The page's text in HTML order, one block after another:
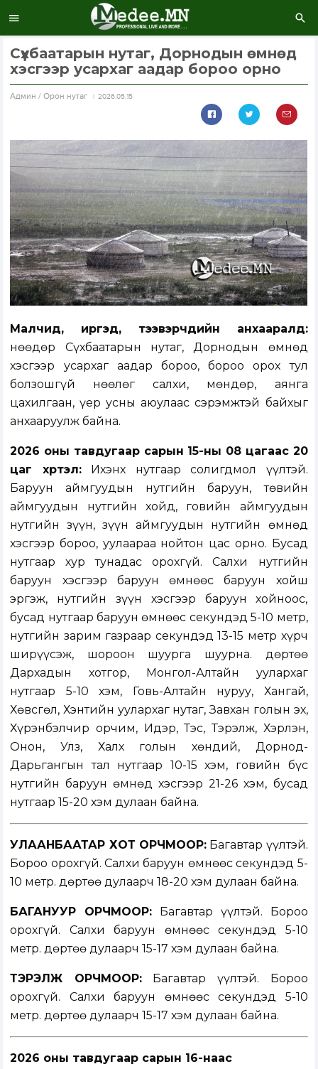
Сүхбаатарын нутаг, Дорнодын өмнөд
хэсгээр усархаг аадар бороо орно
Aдмин / Орон нутаг 2026.05.15
Малчид, иргэд, тээвэрчдийн анхааралд:
Өнөөдөр Сүхбаатарын нутаг, Дорнодын өмнөд
хэсгээр усархаг аадар бороо, бороо орох тул
болзошгүй нөөлөг салхи, мөндөр, аянга
цахилгаан, үер усны аюулаас сэрэмжтэй байхыг
анхааруулж байна.
2026 оны тавдугаар сарын 15-ны 08 цагаас 20
цаг хүртэл:Ихэнх нутгаар солигдмол үүлтэй.
Баруун аймгуудын нутгийн баруун, төвийн
аймгуудын нутгийн хойд, говийн аймгуудын
нутгийн зүүн, зүүн аймгуудын нутгийн өмнөд
хэсгээр бороо, уулаараа нойтон цас орно. Бусад
нутгаар хур тунадас орохгүй. Салхи нутгийн
баруун хэсгээр баруун өмнөөс баруун хойш
эргэж, нутгийн зүүн хэсгээр баруун хойноос,
бусад нутгаар баруун өмнөөс секундэд 5-10 метр,
нутгийн зарим газраар секундэд 13-15 метр хүрч
ширүүсэж, шороон шуурга шуурна. Өдөртөө
Дархадын хотгор, Монгол-Алтайн уулархаг
нутгаар 5-10 хэм, Говь-Алтайн нуруу, Хангай,
Хөвсгөл, Хэнтийн уулархаг нутаг, Завхан голын эх,
Хүрэнбэлчир орчим, Идэр, Тэс, Тэрэлж, Хэрлэн,
Онон, Улз, Халх голын хөндий, Дорнод-
Дарьгангын тал нутгаар 10-15 хэм, говийн бүс
нутгийн баруун өмнөд хэсгээр 21-26 хэм, бусад
нутгаар 15-20 хэм дулаан байна.
УЛААНБААТАР ХОТ ОРЧМООР:Багавтар үүлтэй.
Бороо орохгүй. Салхи баруун өмнөөс секундэд 5-
10 метр. Өдөртөө дулаарч 18-20 хэм дулаан байна.
БАГАНУУР ОРЧМООР: Багавтар үүлтэй. Бороо
орохгүй. Салхи баруун өмнөөс секундэд 5-10
метр. Өдөртөө дулаарч 15-17 хэм дулаан байна.
ТЭРЭЛЖ ОРЧМООР:Багавтар үүлтэй. Бороо
орохгүй. Салхи баруун өмнөөс секундэд 5-10
метр. Өдөртөө дулаарч 15-17 хэм дулаан байна.
2026 оны тавдугаар сарын 16-наас